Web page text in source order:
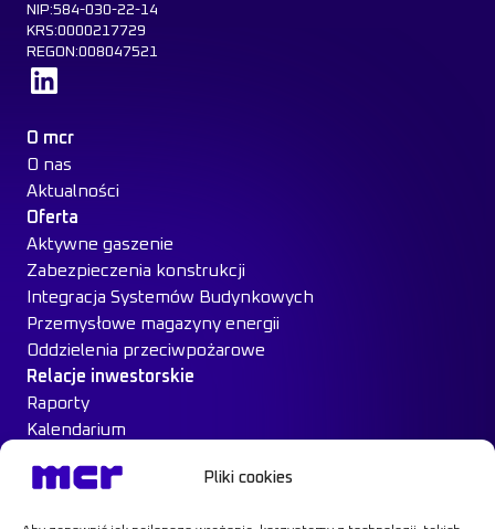
Pliki cookies
NIP:584-030-22-14
KRS:0000217729
REGON:008047521
O mcr
O nas
Aktualności
Oferta
Aktywne gaszenie
Zabezpieczenia konstrukcji
Integracja Systemów Budynkowych
Przemysłowe magazyny energii
Oddzielenia przeciwpożarowe
Relacje inwestorskie
Raporty
Kalendarium
Materiały inwestorskie